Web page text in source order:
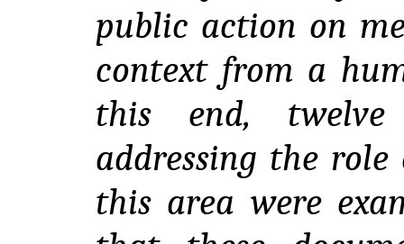
public action on
context from a
this end, twelve
addressing the
this area were